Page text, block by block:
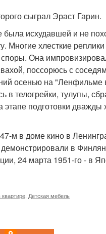
сыграл Эраст Гарин.
исхудавшей и не
Многие хлесткие
Она
поссорюсь с
осенью на
в телогрейки, тулупы,
подготовки дважды
м в доме кино в
в
24 марта 1951-го - в
Детская мебель